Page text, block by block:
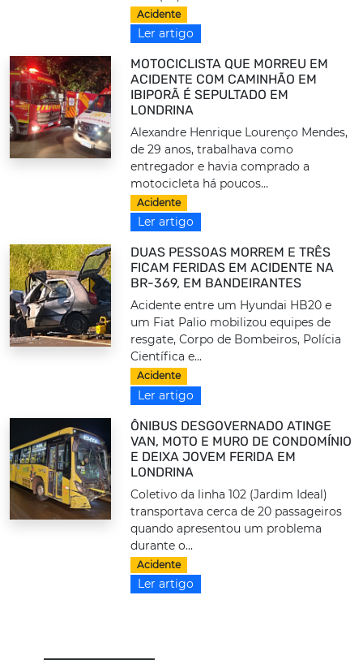
Acidente
Ler artigo
MOTOCICLISTA QUE MORREU EM
ACIDENTE COM CAMINHÃO EM
IBIPORÃ É SEPULTADO EM
LONDRINA
Alexandre Henrique Lourenço Mendes,
de 29 anos, trabalhava como
entregador e havia comprado a
motocicleta há poucos...
Acidente
Ler artigo
DUAS PESSOAS MORREM E TRÊS
FICAM FERIDAS EM ACIDENTE NA
BR-369, EM BANDEIRANTES
Acidente entre um Hyundai HB20 e
um Fiat Palio mobilizou equipes de
resgate, Corpo de Bombeiros, Polícia
Científica e...
Acidente
Ler artigo
ÔNIBUS DESGOVERNADO ATINGE
VAN, MOTO E MURO DE CONDOMÍNIO
E DEIXA JOVEM FERIDA EM
LONDRINA
Coletivo da linha 102 (Jardim Ideal)
transportava cerca de 20 passageiros
quando apresentou um problema
durante o...
Acidente
Ler artigo